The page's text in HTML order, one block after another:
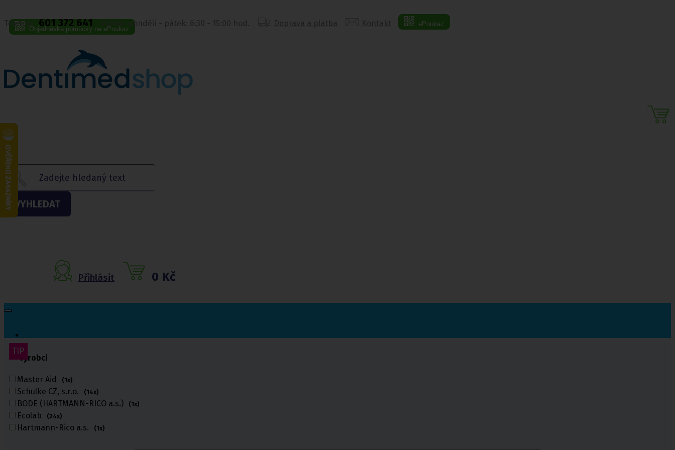
Telefon: 601 372 641 Volejte pondělí - pátek: 6:30 - 15:00 hod. ePoukaz
Objednávka pomůcky na ePoukaz
VYHLEDAT
Přihlásit 0 Kč
pomůcky
Inkontinenční kalhotky
Inkontinenční vložky
Inkontinenční plavky
Inkontinenční podložky
Inkontinenční pleny
Výrobci
Master Aid (1x)
Schulke CZ, s.r.o. (14x)
BODE (HARTMANN-RICO a.s.) (1x)
Ecolab (24x)
Hartmann-Rico a.s. (1x)
TIP